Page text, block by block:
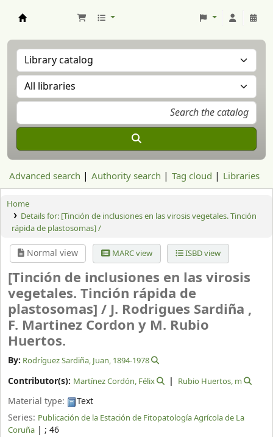
Advanced search Authority search Tag cloud Libraries
Home
Details for: [Tinción de inclusiones en las virosis vegetales. Tinción
rápida de plastosomas] /
Normal view MARC view ISBD view
[Tinción de inclusiones en las virosis
vegetales. Tinción rápida de
plastosomas] / J. Rodrigues Sardiña ,
F. Martinez Cordon y M. Rubio
Huertos.
By: Rodríguez Sardiña, Juan, 1894-1978
Contributor(s): Martínez Cordón, Félix Rubio Huertos, m
Material type:
Text
Series: Publicación de la Estación de Fitopatología Agrícola de La
Coruña | ; 46